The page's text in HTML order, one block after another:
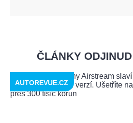
ČLÁNKY ODJINUD
AUTOREVUE.CZ